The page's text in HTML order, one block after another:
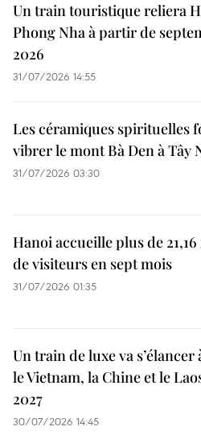
Un train touristique reliera
Phong Nha à partir de
2026
31/07/2026 14:55
Les céramiques spirituelles
vibrer le mont Bà Den à Tây
31/07/2026 03:30
Hanoi accueille plus de
de visiteurs en sept mois ​
31/07/2026 01:35
Un train de luxe va s’élancer
le Vietnam, la Chine et le
2027
30/07/2026 14:45